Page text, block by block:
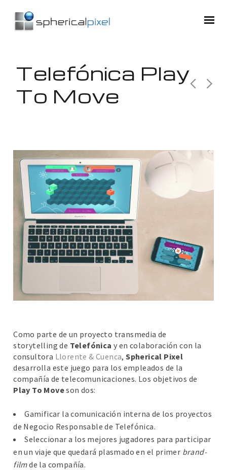
Telefónica Play
To Move
Como parte de un proyecto transmedia de
storytelling de Telefónica y en colaboración con la
consultora Llorente & Cuenca,Spherical Pixel
desarrolla este juego para los empleados de la
compañía de telecomunicaciones. Los objetivos de
Play To Moveson dos:
Gamificar la comunicación interna de los proyectos
de Negocio Responsable de Telefónica.
Seleccionar a los mejores jugadores para participar
en un viaje que quedará plasmado en el primer brand-
filmde la compañía.